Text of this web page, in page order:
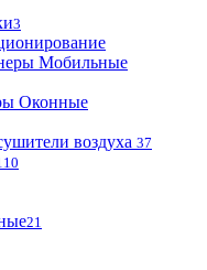
3
Мобильные
Оконные
воздуха 37
21